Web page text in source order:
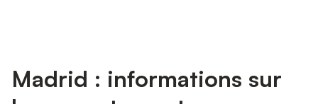
Madrid : informations sur